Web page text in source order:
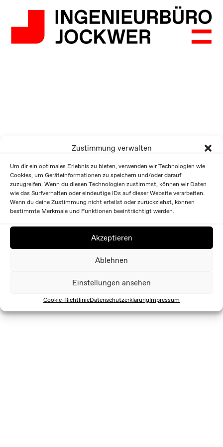
Zustimmung verwalten
Um dir ein optimales Erlebnis zu bieten, verwenden wir Technologien wie
Cookies, um Geräteinformationen zu speichern und/oder darauf
zuzugreifen. Wenn du diesen Technologien zustimmst, können wir Daten
wie das Surfverhalten oder eindeutige IDs auf dieser Website verarbeiten.
Wenn du deine Zustimmung nicht erteilst oder zurückziehst, können
bestimmte Merkmale und Funktionen beeinträchtigt werden.
Akzeptieren
Ablehnen
Einstellungen ansehen
Cookie-RichtlinieDatenschutzerklärungImpressum